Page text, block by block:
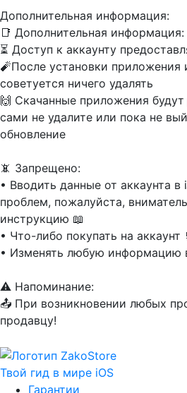
Дополнительная информация:
📑 Дополнительная информация:
⏳ Доступ к аккаунту
🧨После установки приложения
советуется ничего удалять
🙌 Скачанные приложения
сами не удалите или пока не
обновление
📵 Запрещено:
• Вводить данные от аккаунта
проблем, пожалуйста,
инструкцию 📖
• Что-либо покупать на аккаунт
• Изменять любую информацию
⚠️ Напоминание:
📤 При возникновении любых
продавцу!
Твой гид в мире iOS
Гарантии